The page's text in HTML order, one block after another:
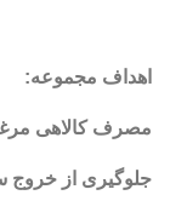
اهداف مجموعه:
مصرف کالاهی
جلوگیری از خروج